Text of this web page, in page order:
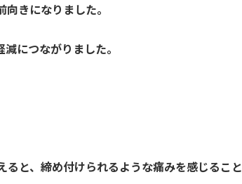
きになりました。
につながりました。
ると、締め付けられるような痛みを感じること